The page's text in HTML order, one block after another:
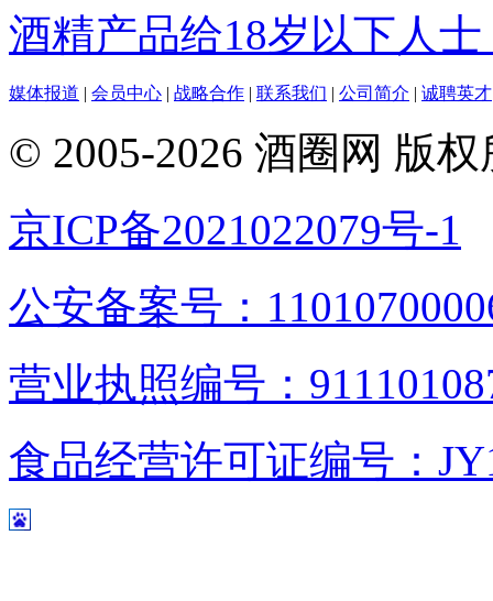
酒精产品给18岁以下人士
媒体报道 | 会员中心 | 战略合作 | 联系我们 | 公司简介 | 诚聘英才
© 2005-2026 酒圈网 版
京ICP备2021022079号-1
公安备案号：
营业执照编号：
食品经营许可证编号：